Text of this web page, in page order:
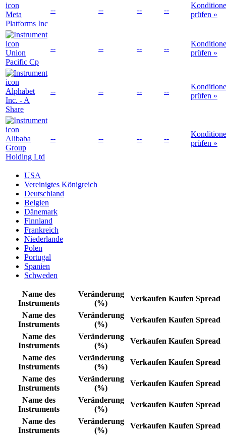
Meta
Platforms Inc
-- -- -- --
prüfen »
Union
Pacific Cp
-- -- -- --
prüfen »
Alphabet
Inc. - A
Share
-- -- -- --
prüfen »
Alibaba
Group
Holding Ltd
-- -- -- --
prüfen »
USA
Vereinigtes Königreich
Deutschland
Belgien
Dänemark
Finnland
Frankreich
Niederlande
Polen
Portugal
Spanien
Schweden
Name des
Instruments
Veränderung
(%)
Verkaufen Kaufen Spread
Name des
Instruments
Veränderung
(%)
Verkaufen Kaufen Spread
Name des
Instruments
Veränderung
(%)
Verkaufen Kaufen Spread
Name des
Instruments
Veränderung
(%)
Verkaufen Kaufen Spread
Name des
Instruments
Veränderung
(%)
Verkaufen Kaufen Spread
Name des
Instruments
Veränderung
(%)
Verkaufen Kaufen Spread
Name des
Instruments
Veränderung
(%)
Verkaufen Kaufen Spread